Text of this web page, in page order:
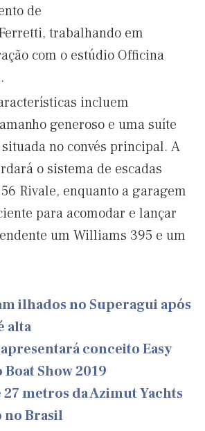
de
trabalhando em
com o estúdio Officina
incluem
generoso e uma suíte
no convés principal. A
o sistema de escadas
Rivale, enquanto a garagem
para acomodar e lançar
um Williams 395 e um
ilhados no Superagui após
alta
conceito Easy
Show 2019
27 metros da Azimut Yachts
no Brasil